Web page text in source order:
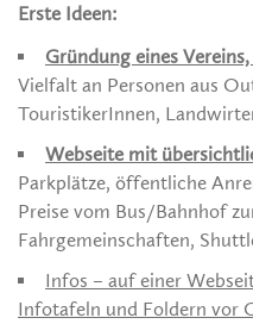
Erste Ideen:
Gründung eines
Vielfalt an Personen aus
TouristikerInnen,
Webseite mit
Parkplätze, öffentliche
Preise vom Bus/Bahnhof
Fahrgemeinschaften,
Infos – auf einer
Infotafeln und Foldern vor